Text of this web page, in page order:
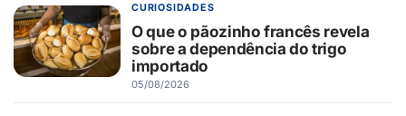
CURIOSIDADES
O que o pãozinho francês revela
sobre a dependência do trigo
importado
05/08/2026